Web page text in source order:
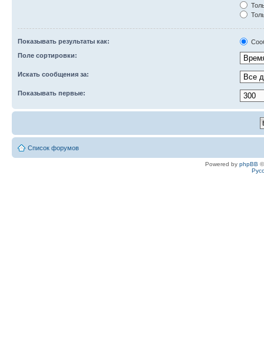
Показывать результаты как:
Поле сортировки:
Искать сообщения за:
Показывать первые:
Список форумов
Powered by phpBB